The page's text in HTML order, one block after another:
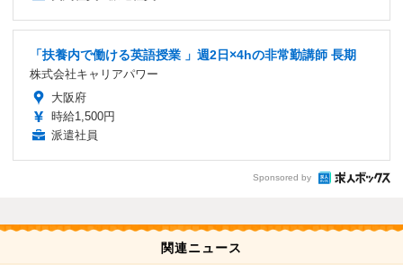
「扶養内で働ける英語授業 」週2日×4hの非常勤講師 長期
株式会社キャリアパワー
大阪府
時給1,500円
派遣社員
Sponsored by
関連ニュース